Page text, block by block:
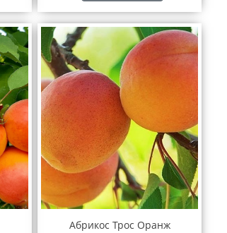
Абрикос Трос Оранж